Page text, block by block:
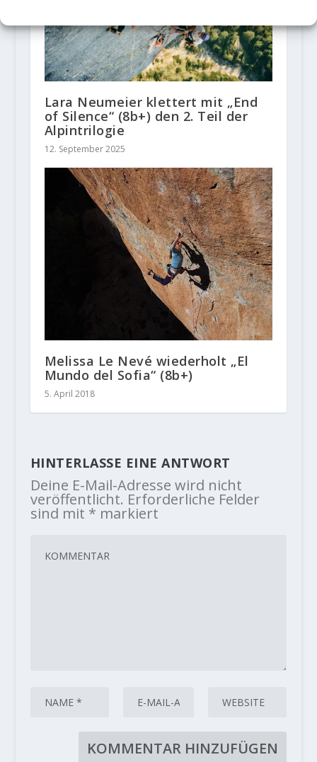
Lara Neumeier klettert mit „End
of Silence“ (8b+) den 2. Teil der
Alpintrilogie
12. September 2025
Melissa Le Nevé wiederholt „El
Mundo del Sofia“ (8b+)
5. April 2018
HINTERLASSE EINE ANTWORT
Deine E-Mail-Adresse wird nicht
veröffentlicht. Erforderliche Felder
sind mit * markiert